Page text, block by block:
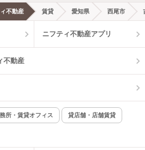
都市ガス
オートロック
インターネット無料
物件一覧に反映
不動産 賃貸 愛知県 西尾市
ニフティ不動産アプリ
不動産
所・賃貸オフィス 貸店舗・店舗賃貸